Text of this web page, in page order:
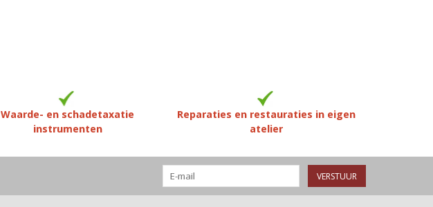
Waarde- en schadetaxatie
instrumenten
Reparaties en restauraties in eigen
atelier
VERSTUUR